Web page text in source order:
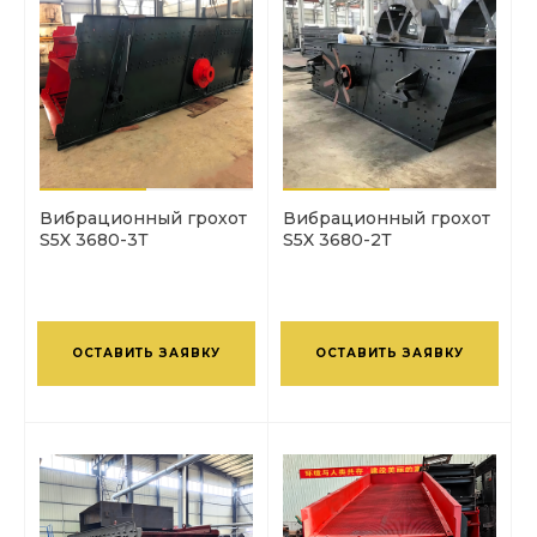
Вибрационный грохот
S5X 3680-3Т
ОСТАВИТЬ ЗАЯВКУ
Вибрационный грохот
S5X 3680-2Т
ОСТАВИТЬ ЗАЯВКУ